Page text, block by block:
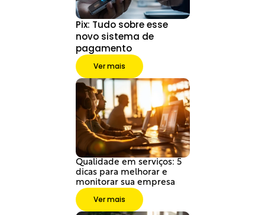
Pix: Tudo sobre esse
novo sistema de
pagamento
Ver mais
Qualidade em serviços: 5
dicas para melhorar e
monitorar sua empresa
Ver mais